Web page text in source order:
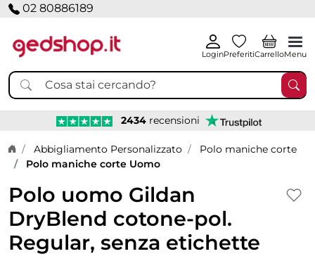
02 80886189
LoginPreferitiCarrelloMenu
2434 recensioni
Home page
Abbigliamento Personalizzato
Polo maniche corte
Polo maniche corte Uomo
Polo uomo Gildan
DryBlend cotone-pol.
Regular, senza etichette